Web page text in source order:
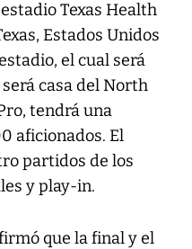
Texas Health
Estados Unidos
el cual será
casa del North
tendrá una
aficionados. El
partidos de los
y play-in.
que la final y el